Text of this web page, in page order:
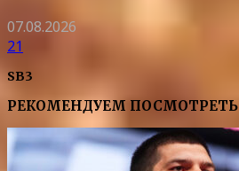
07.08.2026
21
SB3
РЕКОМЕНДУЕМ ПОСМОТРЕТЬ